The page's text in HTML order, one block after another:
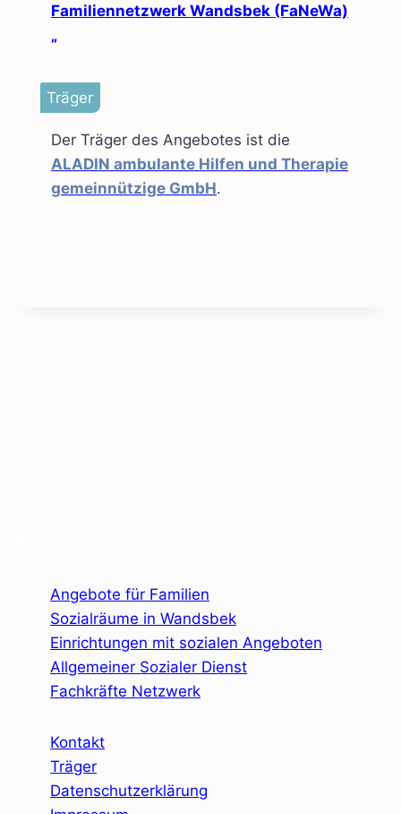
Familiennetzwerk Wandsbek (FaNeWa)
„
Träger
Der Träger des Angebotes ist die
ALADIN ambulante Hilfen und Therapie
gemeinnützige GmbH.
Angebote für Familien
Sozialräume in Wandsbek
Einrichtungen mit sozialen Angeboten
Allgemeiner Sozialer Dienst
Fachkräfte Netzwerk
Kontakt
Träger
Datenschutzerklärung